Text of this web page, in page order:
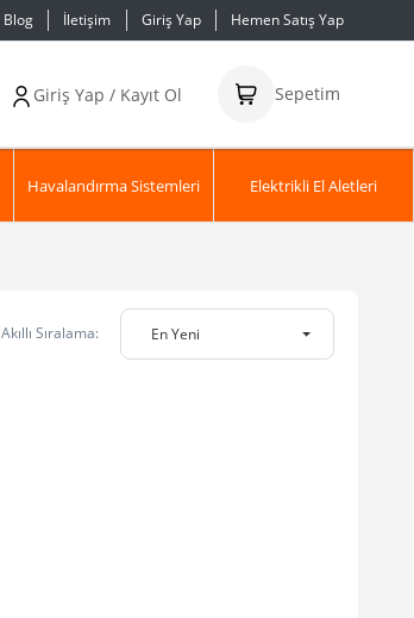
Blog İletişim Giriş Yap Hemen Satış Yap
Giriş Yap / Kayıt Ol Sepetim
Havalandırma Sistemleri Elektrikli El Aletleri
Akıllı Sıralama: En Yeni